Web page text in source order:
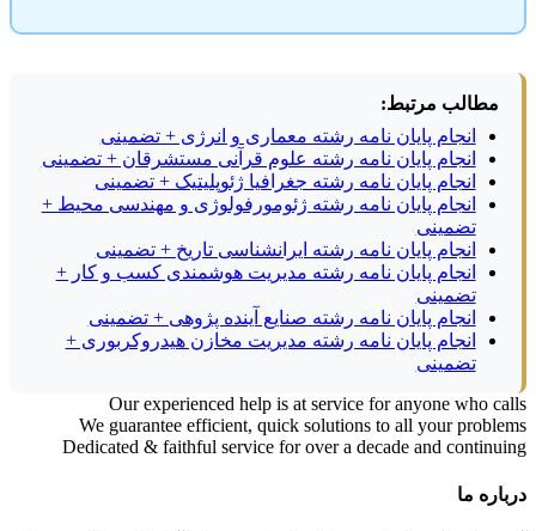
مطالب مرتبط:
انجام پایان نامه رشته معماری و انرژی + تضمینی
انجام پایان نامه رشته علوم قرآنی مستشرقان + تضمینی
انجام پایان نامه رشته جغرافیا ژئوپلیتیک + تضمینی
انجام پایان نامه رشته ژئومورفولوژی و مهندسی محیط +
تضمینی
انجام پایان نامه رشته ایرانشناسی تاریخ + تضمینی
انجام پایان نامه رشته مدیریت هوشمندی کسب و کار +
تضمینی
انجام پایان نامه رشته صنایع آینده پژوهی + تضمینی
انجام پایان نامه رشته مدیریت مخازن هیدروکربوری +
تضمینی
Our experienced help is at service for anyone who calls
We guarantee efficient, quick solutions to all your problems
Dedicated & faithful service for over a decade and continuing
درباره ما